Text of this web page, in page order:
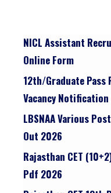
NICL Assistant
Online Form
12th/graduate Pass
Vacancy
LBSNAA Various
Out 2026
Rajasthan CET
Pdf 2026